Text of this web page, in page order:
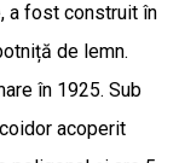
a fost construit în
de lemn.
în 1925. Sub
acoperit